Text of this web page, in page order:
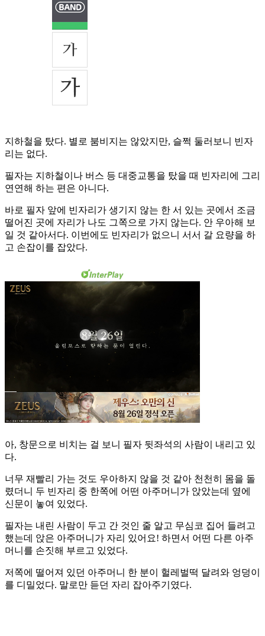
지하철을 탔다. 별로 붐비지는 않았지만, 슬쩍 둘러보니 빈자
리는 없다.
필자는 지하철이나 버스 등 대중교통을 탔을 때 빈자리에 그리
연연해 하는 편은 아니다.
바로 필자 앞에 빈자리가 생기지 않는 한 서 있는 곳에서 조금
떨어진 곳에 자리가 나도 그쪽으로 가지 않는다. 안 우아해 보
일 것 같아서다. 이번에도 빈자리가 없으니 서서 갈 요량을 하
고 손잡이를 잡았다.
아, 창문으로 비치는 걸 보니 필자 뒷좌석의 사람이 내리고 있
다.
너무 재빨리 가는 것도 우아하지 않을 것 같아 천천히 몸을 돌
렸더니 두 빈자리 중 한쪽에 어떤 아주머니가 앉았는데 옆에
신문이 놓여 있었다.
필자는 내린 사람이 두고 간 것인 줄 알고 무심코 집어 들려고
했는데 앉은 아주머니가 자리 있어요! 하면서 어떤 다른 아주
머니를 손짓해 부르고 있었다.
저쪽에 떨어져 있던 아주머니 한 분이 헐레벌떡 달려와 엉덩이
를 디밀었다. 말로만 듣던 자리 잡아주기였다.